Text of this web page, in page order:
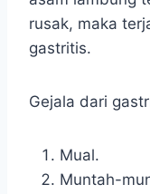
rusak, maka
gastritis.
Gejala dari
Mual.
Muntah-